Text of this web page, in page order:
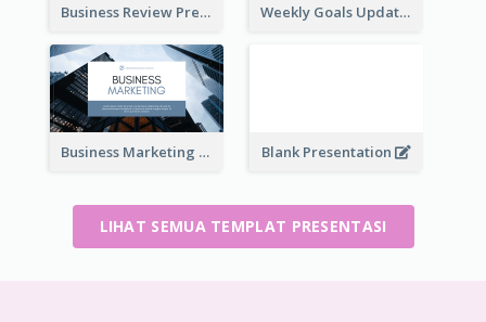
Business Review Presentations Weekly Goals Updates Presentation
Business Marketing Presentation Blank Presentation
LIHAT SEMUA TEMPLAT PRESENTASI